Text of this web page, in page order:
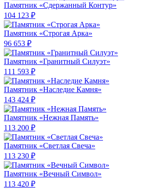
Памятник «Сдержанный Контур»
104 123 ₽
Памятник «Строгая Арка»
96 653 ₽
Памятник «Гранитный Силуэт»
111 593 ₽
Памятник «Наследие Камня»
143 424 ₽
Памятник «Нежная Память»
113 200 ₽
Памятник «Светлая Свеча»
113 230 ₽
Памятник «Вечный Символ»
113 420 ₽